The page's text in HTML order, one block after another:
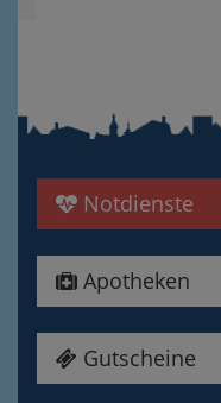
Notdienste
Apotheken
Gutscheine